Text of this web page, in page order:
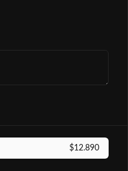
$12.890